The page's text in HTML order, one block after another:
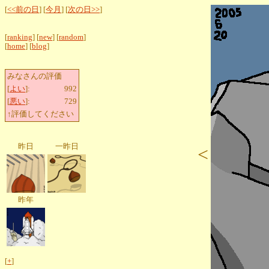
[<<前の日 ] [今月 ] [次の日>>]
[ranking] [new] [random]
[home] [blog]
みなさんの評価
[よい]:
992
[悪い]:
729
↑評価してください
昨日 一昨日
昨年
[+]
<